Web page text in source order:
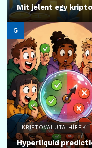
Mit jelent egy
KRIPTOVALUTA HÍREK
Hyperliquid